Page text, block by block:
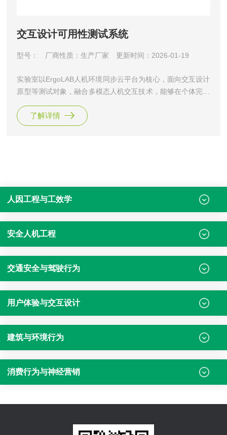
交互设计可用性测试系统
型号： 厂商性质：生产厂家 更新时间：2026-01-19
实验室以ErgoLAB人机环境同步云平台为核心，面向交互设计
原型等测试对象，融合多模态人机交互技术，能够在个体完成
动、脑电、脑成像、交互行为、行为视频、动作姿态、物理环
境等，分析个体的注意力、情绪、认知负荷、疲劳等状态，对
了解详情
人因工程与工效学
安全人机工程
交通安全与驾驶行为
用户体验与交互设计
建筑与环境行为
消费行为与神经营销